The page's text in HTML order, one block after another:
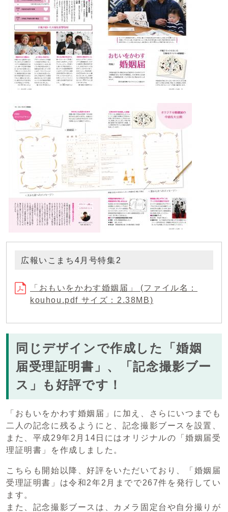
広報いこまち4月号特集2
「おもいをかわす婚姻届」 (ファイル名：
kouhou.pdf サイズ：2.38MB)
同じデザインで作成した「婚姻
届受理証明書」、「記念撮影ブー
ス」も好評です！
「おもいをかわす婚姻届」に加え、さらにいつまでも
二人の記念に残るようにと、記念撮影ブースを設置、
また、平成29年2月14日にはオリジナルの「婚姻届受
理証明書」を作成しました。
こちらも開始以降、好評をいただいており、「婚姻届
受理証明書」は令和2年2月までで267件を発行してい
ます。
また、記念撮影ブースは、カメラ固定台や自分撮りが